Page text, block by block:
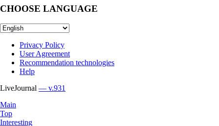
CHOOSE LANGUAGE
Privacy Policy
User Agreement
Recommendation technologies
Help
LiveJournal — v.931
Main
Top
Interesting